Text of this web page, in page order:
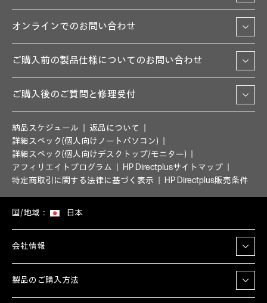
オンラインでのお問い合わせ
ご購入前の製品仕様についてのお問い合わせ
ご購入後のご質問と修理受付
納品スケジュール
返品について
詳細スペック(個人向けノートパソコン)
詳細スペック(個人向けデスクトップ/モニター)
アフィリエイトプログラム
HP Directplusサイトマップ
特定商取引に関する法律に基づく表示
HP Directplus販売条件
国/地域： 日本
会社情報
製品のご購入方法